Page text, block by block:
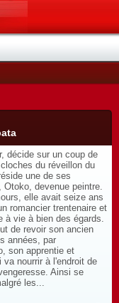
décide sur un coup de
du réveillon du
une de ses
devenue peintre.
elle avait seize ans
romancier trentenaire et
à vie à bien des égards.
de revoir son ancien
années, par
son apprentie et
nourrir à l'endroit de
Ainsi se
les...